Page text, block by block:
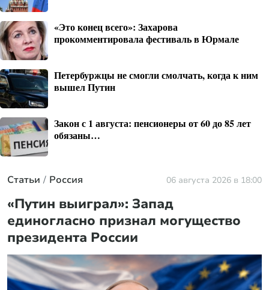
«Это конец всего»: Захарова
прокомментировала фестиваль в Юрмале
Петербуржцы не смогли смолчать, когда к ним
вышел Путин
Закон с 1 августа: пенсионеры от 60 до 85 лет
обязаны…
Статьи Россия 06 августа 2026 в 18:00
«Путин выиграл»: Запад
единогласно признал могущество
президента России